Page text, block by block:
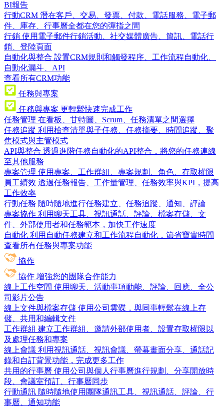
BI報告
行動CRM 潛在客戶、交易、發票、付款、電話服務、電子郵
件、庫存、行事曆全都在您的彈指之間
行銷 使用電子郵件行銷活動、社交媒體廣告、簡訊、電話行
銷、登陸頁面
自動化與整合 設置CRM規則和觸發程序、工作流程自動化、
自動化漏斗、API
查看所有CRM功能
任務與專案
任務與專案 更輕鬆快速完成工作
任務管理 在看板、甘特圖、Scrum、任務清單之間選擇
任務追蹤 利用檢查清單與子任務、任務摘要、時間追蹤、聚
焦模式與主管模式
API與整合 透過進階任務自動化的API整合，將您的任務連線
至其他服務
專案管理 使用專案、工作群組、專案規劃、角色、存取權限
員工績效 透過任務報告、工作量管理、任務效率與KPI，提高
工作效率
行動任務 隨時隨地進行任務建立、任務追蹤、通知、評論
專案協作 利用聊天工具、視訊通話、評論、檔案存儲、文
件、外部使用者和任務範本，加快工作速度
自動化 利用自動任務建立和工作流程自動化，節省寶貴時間
查看所有任務與專案功能
協作
協作 增強您的團隊合作能力
線上工作空間 使用聊天、活動事項動能、評論、回應、全公
司影片公告
線上文件與檔案存儲 使用公司雲碟，與同事輕鬆在線上存
儲、共用和編輯文件
工作群組 建立工作群組、邀請外部使用者、設置存取權限以
及處理任務和專案
線上會議 利用視訊通話、視訊會議、螢幕畫面分享、通話記
錄和自訂背景功能，完成更多工作
共用的行事曆 使用公司與個人行事曆進行規劃、分享開放時
段、會議室預訂、行事曆同步
行動通訊 隨時隨地使用團隊通訊工具、視訊通話、評論、行
事曆、通知功能